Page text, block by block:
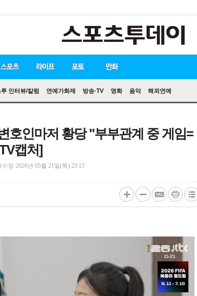
인터뷰/칼럼 연예가화제 방송·TV 영화 음악 해외연예
호인마저 황당 "부부관계 중 게임=
캡처]
수정 2026년 05월 21일(목) 23:13